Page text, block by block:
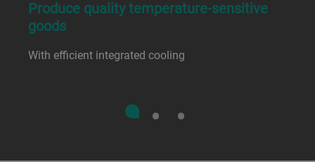
Produce quality temperature-sensitive
goods
With efficient integrated cooling